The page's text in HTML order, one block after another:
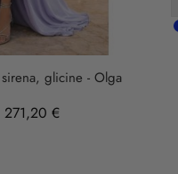
glicine - Olga
271,20 €